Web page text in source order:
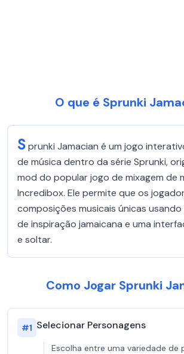
O que é Sprunki
Sprunki Jamacian é um jogo
de música dentro da série Sprunki,
mod do popular jogo de mixagem de
Incredibox. Ele permite que os
composições musicais únicas
de inspiração jamaicana e uma
e soltar.
Como Jogar Sprunki
#1 Selecionar Personagens
Escolha entre uma variedade de